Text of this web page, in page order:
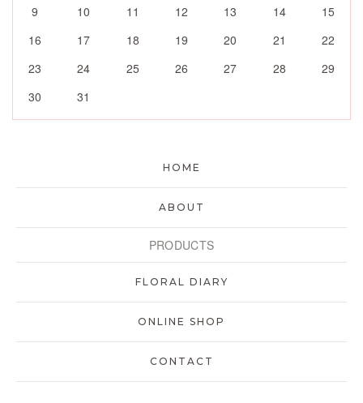
9
10 11 12 13 14
15
16
17 18 19 20 21
22
23
24 25 26 27 28
29
30
31
HOME
ABOUT
PRODUCTS
FLORAL DIARY
ONLINE SHOP
CONTACT